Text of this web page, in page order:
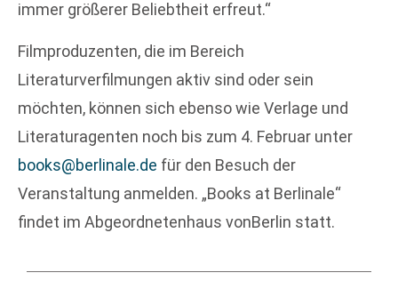
immer größerer Beliebtheit erfreut.“
Filmproduzenten, die im Bereich
Literaturverfilmungen aktiv sind oder sein
möchten, können sich ebenso wie Verlage und
Literaturagenten noch bis zum 4. Februar unter
books@berlinale.de für den Besuch der
Veranstaltung anmelden. „Books at Berlinale“
findet im Abgeordnetenhaus vonBerlin statt.